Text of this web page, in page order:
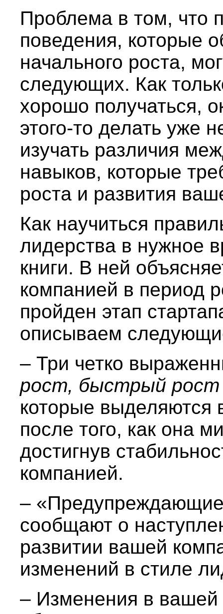
Проблема в том, что
поведения, которые
начального роста,
следующих. Как
хорошо получаться,
этого-то делать уже
изучать различия
навыков, которые
роста и развития
Как научиться
лидерства в нужное
книги. В ней
компанией в период
пройден этап
описываем
– Три четко
рост, быстрый рост
которые выделяются
после того, как она
достигнув
компанией.
–
сообщают о
развитии вашей
изменений в стиле
– Изменения в